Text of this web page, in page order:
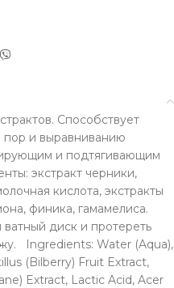
Способствует
и выравниванию
и подтягивающим
экстракт черники,
кислота, экстракты
финика, гамамелиса.
диск и протереть
Ingredients: Water (Aqua),
(Bilberry) Fruit Extract,
Extract, Lactic Acid, Acer